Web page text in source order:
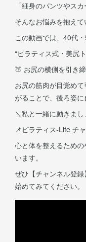
「細身のパンツやス
そんなお悩みを抱えて
この動画では、40代
“ピラティス式・美尻
🍑 お尻の横側を引き
お尻の筋肉が目覚め
がることで、後ろ姿に
＼私と一緒に動きまし
📌ピラティス-Life チ
心と体を整えるため
います。
ぜひ【チャンネル登
始めてみてください。